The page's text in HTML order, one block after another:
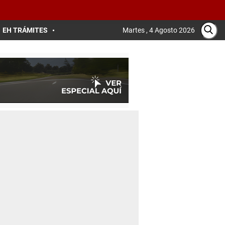
EH TRÁMITES Martes , 4 Agosto 2026